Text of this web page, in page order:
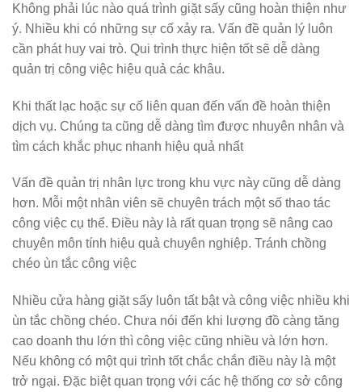
Không phải lúc nào quá trình giặt sấy cũng hoàn thiện như
ý. Nhiều khi có những sự cố xảy ra. Vấn đề quản lý luôn
cần phát huy vai trò. Qui trình thực hiện tốt sẽ dễ dàng
quản trị công việc hiệu quả các khâu.
Khi thất lạc hoặc sự cố liên quan đến vấn đề hoàn thiện
dịch vụ. Chúng ta cũng dễ dàng tìm được nhuyên nhân và
tìm cách khắc phục nhanh hiệu quả nhất
Vấn đề quản trị nhân lực trong khu vực này cũng dễ dàng
hơn. Mỗi một nhân viên sẽ chuyên trách một số thao tác
công việc cụ thể. Điều này là rất quan trọng sẽ nâng cao
chuyên môn tính hiệu quả chuyên nghiệp. Tránh chồng
chéo ùn tắc công việc
Nhiều cửa hàng giặt sấy luôn tất bật và công việc nhiều khi
ùn tắc chồng chéo. Chưa nói đến khi lượng đồ càng tăng
cao doanh thu lớn thì công việc cũng nhiều và lớn hơn.
Nếu không có một qui trình tốt chắc chắn điều này là một
trở ngại. Đặc biệt quan trọng với các hệ thống cơ sở công